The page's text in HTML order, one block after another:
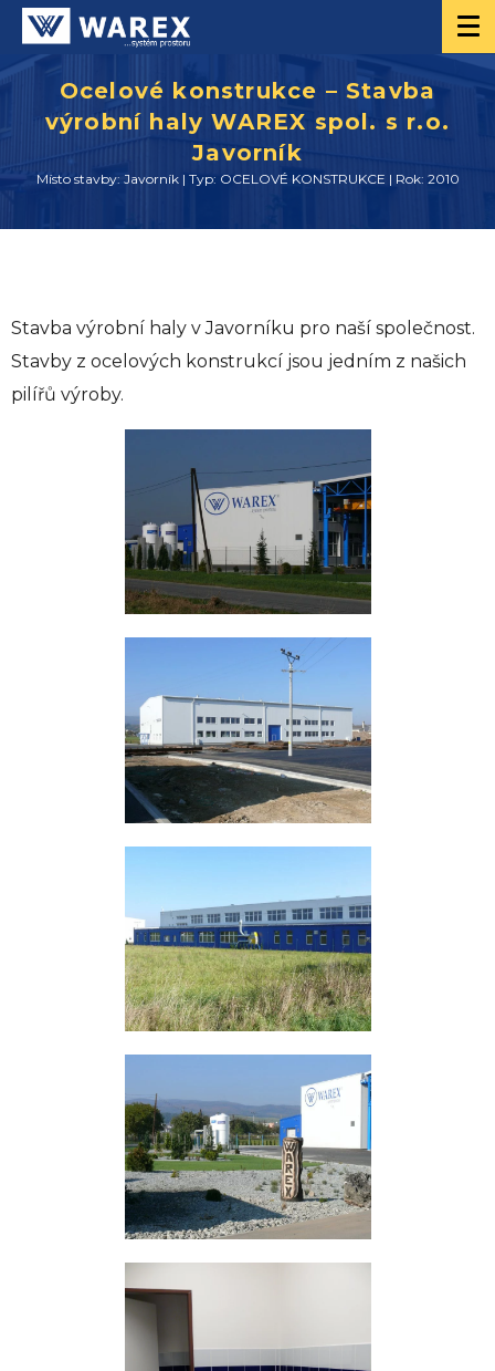
Ocelové konstrukce – Stavba
výrobní haly WAREX spol. s r.o.
Javorník
Místo stavby: Javorník | Typ: OCELOVÉ KONSTRUKCE | Rok: 2010
Stavba výrobní haly v Javorníku pro naší společnost.
Stavby z ocelových konstrukcí jsou jedním z našich
pilířů výroby.